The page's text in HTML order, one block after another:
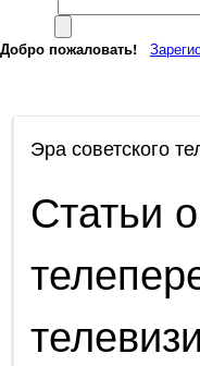
Добро пожаловать!
Эра советского
Статьи